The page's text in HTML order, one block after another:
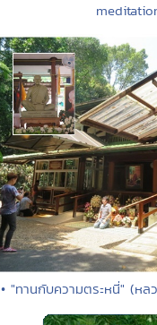
• "ทานกับความตระหนี่" (ห